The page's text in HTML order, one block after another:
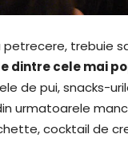
trebuie
dintre cele mai
de pui, snacks-
urmatoarele
cocktail de